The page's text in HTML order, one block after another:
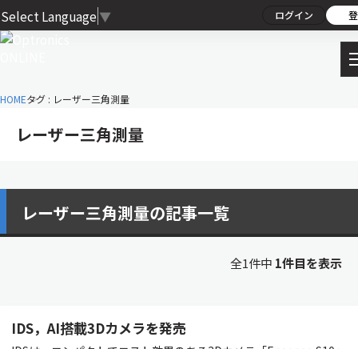
Select Language ▼ ログイン
HOMEタグ : レーザー三角測量
レーザー三角測量
レーザー三角測量の記事一覧
全1件中 1件目を表示
IDS，AI搭載3Dカメラを発売